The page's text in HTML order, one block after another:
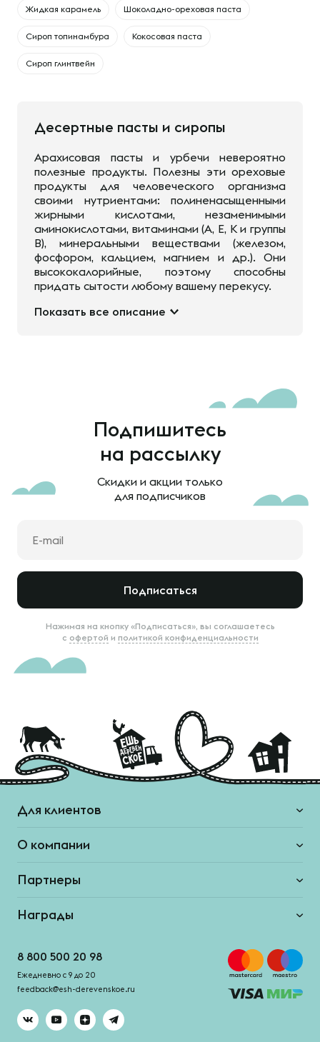
Жидкая карамель Шоколадно-ореховая паста
Сироп топинамбура Кокосовая паста
Сироп глинтвейн
Десертные пасты и сиропы
Арахисовая пасты и урбечи невероятно
полезные продукты. Полезны эти ореховые
продукты для человеческого организма
своими нутриентами: полиненасыщенными
жирными кислотами, незаменимыми
аминокислотами, витаминами (А, Е, К и группы
В), минеральными веществами (железом,
фосфором, кальцием, магнием и др.). Они
высококалорийные, поэтому способны
придать сытости любому вашему перекусу.
Показать все описание
Подпишитесь
на рассылку
Скидки и акции только
для подписчиков
Подписаться
Нажимая на кнопку «Подписаться», вы соглашаетесь
с офертой и политикой конфиденциальности
Для клиентов
О компании
Партнеры
Награды
8 800 500 20 98
Ежедневно с 9 до 20
feedback@esh-derevenskoe.ru